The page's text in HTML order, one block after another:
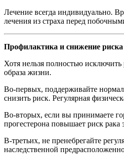
Лечение всегда индивидуально.
лечения из страха перед
Профилактика и снижение
Хотя нельзя полностью
образа жизни.
Во-первых, поддерживайте
снизить риск. Регулярная
Во-вторых, если вы принимаете
прогестерона повышает риск
В-третьих, не пренебрегайте
наследственной